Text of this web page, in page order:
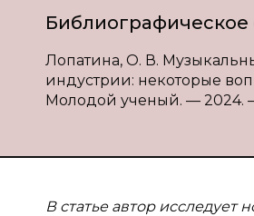
Библиографическое
Лопатина, О. В.
индустрии: некоторые
Молодой ученый. — 2024. —
В статье автор